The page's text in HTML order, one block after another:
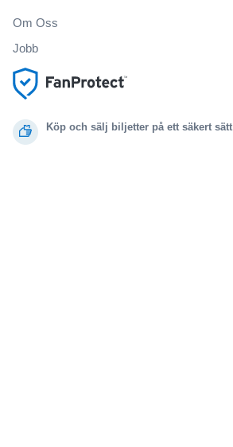
Köp och sälj biljetter på ett säkert sätt
Om Oss
Jobb